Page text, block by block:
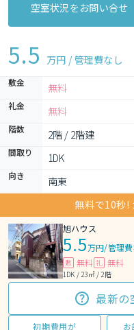
空室状況をお問い合せ
5.5 万円 / 管理費なし
敷金 無料
礼金 無料
階数 2階 / 2階建
間取り 1DK
向き
南東
無料で10秒!
旭ハウス
5.5万円/管理
敷 無料 礼 無料
1DK / 23㎡ / 2階
最新の
初期費用が